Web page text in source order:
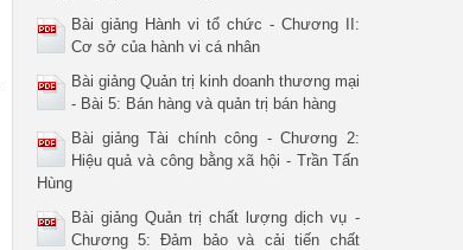
Bài giảng Hành vi tổ chức - Chương II:
Cơ sở của hành vi cá nhân
Bài giảng Quản trị kinh doanh thương mại
- Bài 5: Bán hàng và quản trị bán hàng
Bài giảng Tài chính công - Chương 2:
Hiệu quả và công bằng xã hội - Trần Tấn
Hùng
Bài giảng Quản trị chất lượng dịch vụ -
Chương 5: Đảm bảo và cải tiến chất